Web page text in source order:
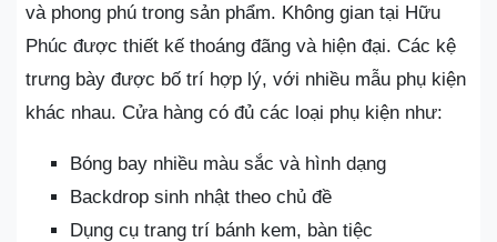
và phong phú trong sản phẩm. Không gian tại Hữu
Phúc được thiết kế thoáng đãng và hiện đại. Các kệ
trưng bày được bố trí hợp lý, với nhiều mẫu phụ kiện
khác nhau. Cửa hàng có đủ các loại phụ kiện như:
Bóng bay nhiều màu sắc và hình dạng
Backdrop sinh nhật theo chủ đề
Dụng cụ trang trí bánh kem, bàn tiệc